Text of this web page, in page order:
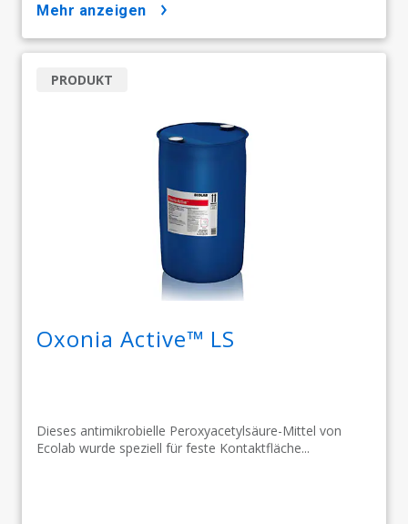
mehr anzeigen
Oxonia Active™ LS
Dieses antimikrobielle Peroxyacetylsäure-Mittel von
Ecolab wurde speziell für feste Kontaktfläche...
PRODUKT